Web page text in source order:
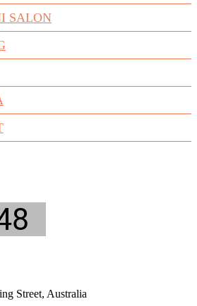
SALON
Street, Australia